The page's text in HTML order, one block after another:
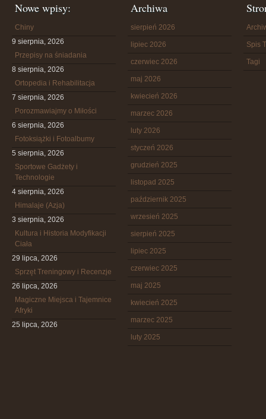
Nowe wpisy:
Chiny
9 sierpnia, 2026
Przepisy na śniadania
8 sierpnia, 2026
Ortopedia i Rehabilitacja
7 sierpnia, 2026
Porozmawiajmy o Miłości
6 sierpnia, 2026
Fotoksiążki i Fotoalbumy
5 sierpnia, 2026
Sportowe Gadżety i
Technologie
4 sierpnia, 2026
Himalaje (Azja)
3 sierpnia, 2026
Kultura i Historia Modyfikacji
Ciała
29 lipca, 2026
Sprzęt Treningowy i Recenzje
26 lipca, 2026
Magiczne Miejsca i Tajemnice
Afryki
25 lipca, 2026
Archiwa
sierpień 2026
lipiec 2026
czerwiec 2026
maj 2026
kwiecień 2026
marzec 2026
luty 2026
styczeń 2026
grudzień 2025
listopad 2025
październik 2025
wrzesień 2025
sierpień 2025
lipiec 2025
czerwiec 2025
maj 2025
kwiecień 2025
marzec 2025
luty 2025
Spis
Tagi